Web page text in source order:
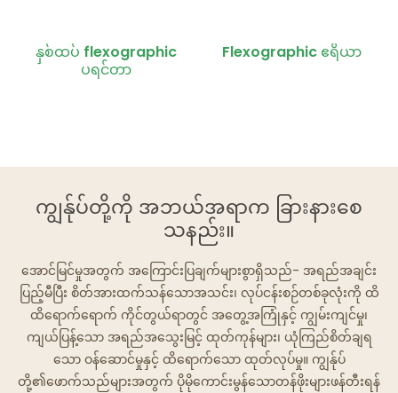
နှစ်ထပ် flexographic
ပရင်တာ
Flexographic ဧရိယာ
ကျွန်ုပ်တို့ကို အဘယ်အရာက ခြားနားစေ
သနည်း။
အောင်မြင်မှုအတွက် အကြောင်းပြချက်များစွာရှိသည်- အရည်အချင်း
ပြည့်မီပြီး စိတ်အားထက်သန်သောအသင်း၊ လုပ်ငန်းစဉ်တစ်ခုလုံးကို ထိ
ထိရောက်ရောက် ကိုင်တွယ်ရာတွင် အတွေ့အကြုံနှင့် ကျွမ်းကျင်မှု၊
ကျယ်ပြန့်သော အရည်အသွေးမြင့် ထုတ်ကုန်များ၊ ယုံကြည်စိတ်ချရ
သော ဝန်ဆောင်မှုနှင့် ထိရောက်သော ထုတ်လုပ်မှု။ ကျွန်ုပ်
တို့၏ဖောက်သည်များအတွက် ပိုမိုကောင်းမွန်သောတန်ဖိုးများဖန်တီးရန်